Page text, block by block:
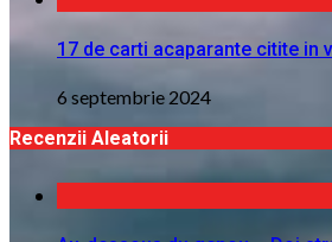
17 de carti acaparante citite in
6 septembrie 2024
Recenzii Aleatorii